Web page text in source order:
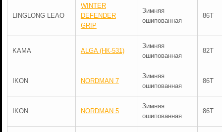
LINGLONG LEAO
WINTER
DEFENDER
GRIP
Зимняя
ошипованная
86T
KAMA ALGA (НК-531)
Зимняя
ошипованная
82T
IKON NORDMAN 7
Зимняя
ошипованная
86T
IKON NORDMAN 5
Зимняя
ошипованная
86T